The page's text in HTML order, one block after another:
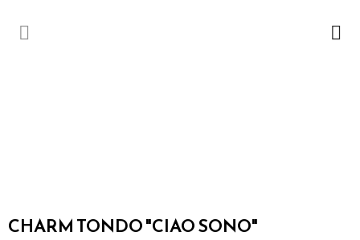
CHARM TONDO "CIAO SONO"